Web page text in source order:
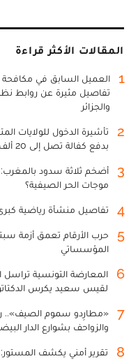
المقالات الأكثر قراءة
1
العميل السابق في
تفاصيل مثيرة عن روابط
والجزائر
2
بدفع كفالة تصل إلى 20 ألف دولار
3
أضخم ثلاثة سدود
موجات الحر الصيفية؟
4 تفاصيل منشأة رياضية كبرى
5
حرب الأرقام تعمق أزمة
المؤسساتي
6
المعارضة التونسية تراسل
لقيس سعيد يكرس
7
«مطارِدو سموم الصيف»..
والزواحف بشوارع الدار
8
تقرير أمني يكشف المستور: